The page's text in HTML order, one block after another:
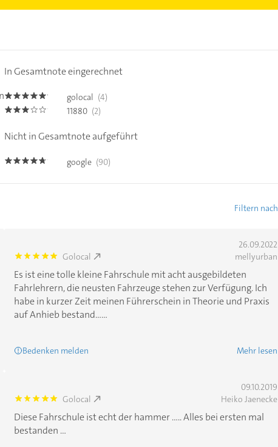
In Gesamtnote eingerechnet
5.0 golocal (4)
3.0 11880 (2)
Nicht in Gesamtnote aufgeführt
4.6 google (90)
Filtern nach
26.09.2022
5.0 Golocal mellyurban
Es ist eine tolle kleine Fahrschule mit acht ausgebildeten
Fahrlehrern, die neusten Fahrzeuge stehen zur Verfügung. Ich
habe in kurzer Zeit meinen Führerschein in Theorie und Praxis
auf Anhieb bestand......
Bedenken melden Mehr lesen
09.10.2019
5.0 Golocal Heiko Jaenecke
Diese Fahrschule ist echt der hammer ..... Alles bei ersten mal
bestanden ...